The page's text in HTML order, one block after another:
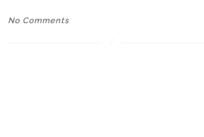
No Comments